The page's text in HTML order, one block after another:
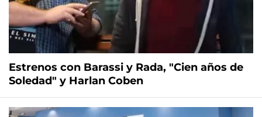
Estrenos con Barassi y Rada, "Cien años de
Soledad" y Harlan Coben